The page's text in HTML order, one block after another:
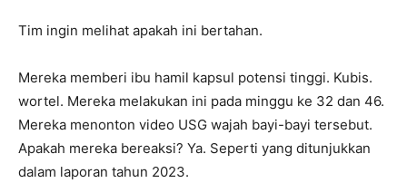
Tim ingin melihat apakah ini bertahan.
Mereka memberi ibu hamil kapsul potensi tinggi. Kubis.
wortel. Mereka melakukan ini pada minggu ke 32 dan 46.
Mereka menonton video USG wajah bayi-bayi tersebut.
Apakah mereka bereaksi? Ya. Seperti yang ditunjukkan
dalam laporan tahun 2023.